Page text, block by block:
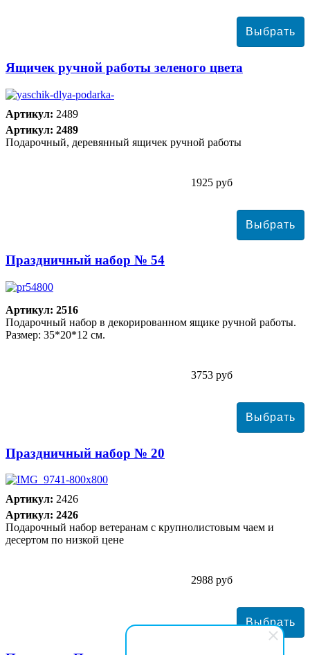
Ящичек ручной работы зеленого цвета
Артикул: 2489
Артикул: 2489
Подарочный, деревянный ящичек ручной работы
1925 руб
Праздничный набор № 54
Артикул: 2516
Подарочный набор в декорированном ящике ручной работы.
Размер: 35*20*12 см.
3753 руб
Праздничный набор № 20
Артикул: 2426
Артикул: 2426
Подарочный набор ветеранам с крупнолистовым чаем и
десертом по низкой цене
2988 руб